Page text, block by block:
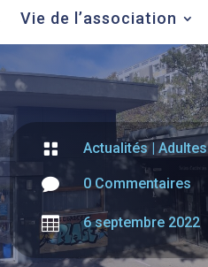
Vie de l’association
 Actualités| Adultes
 0 Commentaires
 6 septembre 2022